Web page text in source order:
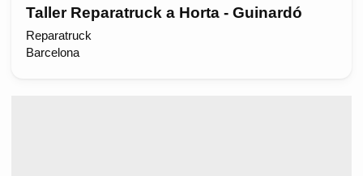
Taller Reparatruck a Horta - Guinardó
Reparatruck
Barcelona